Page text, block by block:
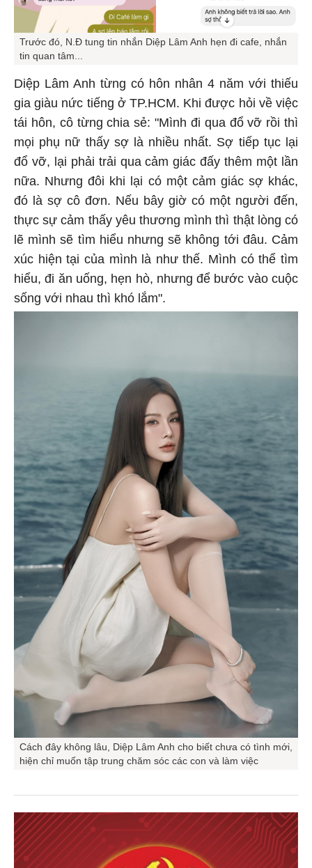
Trước đó, N.Đ tung tin nhắn Diệp Lâm Anh hẹn đi cafe, nhắn
tin quan tâm...
Diệp Lâm Anh từng có hôn nhân 4 năm với thiếu
gia giàu nức tiếng ở TP.HCM. Khi được hỏi về việc
tái hôn, cô từng chia sẻ: "Mình đi qua đổ vỡ rồi thì
mọi phụ nữ thấy sợ là nhiều nhất. Sợ tiếp tục lại
đổ vỡ, lại phải trải qua cảm giác đấy thêm một lần
nữa. Nhưng đôi khi lại có một cảm giác sợ khác,
đó là sợ cô đơn. Nếu bây giờ có một người đến,
thực sự cảm thấy yêu thương mình thì thật lòng có
lẽ mình sẽ tìm hiểu nhưng sẽ không tới đâu. Cảm
xúc hiện tại của mình là như thế. Mình có thể tìm
hiểu, đi ăn uống, hẹn hò, nhưng để bước vào cuộc
sống với nhau thì khó lắm".
Cách đây không lâu, Diệp Lâm Anh cho biết chưa có tình mới,
hiện chỉ muốn tập trung chăm sóc các con và làm việc